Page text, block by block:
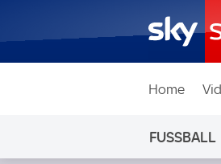
Home
FUSSBALL